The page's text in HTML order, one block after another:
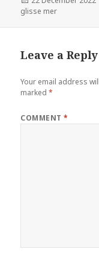
on
glisse mer
Leave a Reply
Your email address
marked*
COMMENT*